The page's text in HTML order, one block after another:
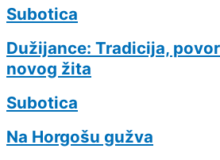
Subotica
Dužijance: Tradicija,
novog žita
Subotica
Na Horgošu gužva